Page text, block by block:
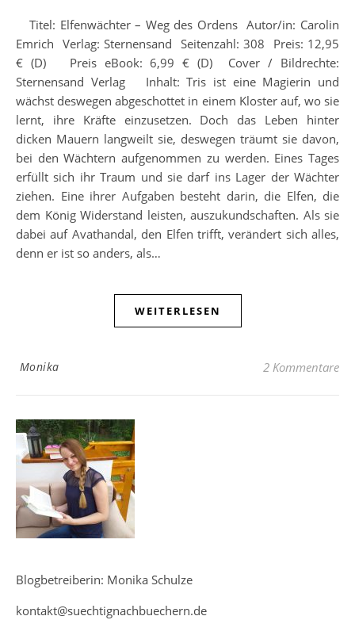
Titel: Elfenwächter – Weg des Ordens Autor/in: Carolin
Emrich Verlag: Sternensand Seitenzahl: 308 Preis: 12,95
€ (D) Preis eBook: 6,99 € (D) Cover / Bildrechte:
Sternensand Verlag Inhalt: Tris ist eine Magierin und
wächst deswegen abgeschottet in einem Kloster auf, wo sie
lernt, ihre Kräfte einzusetzen. Doch das Leben hinter
dicken Mauern langweilt sie, deswegen träumt sie davon,
bei den Wächtern aufgenommen zu werden. Eines Tages
erfüllt sich ihr Traum und sie darf ins Lager der Wächter
ziehen. Eine ihrer Aufgaben besteht darin, die Elfen, die
dem König Widerstand leisten, auszukundschaften. Als sie
dabei auf Avathandal, den Elfen trifft, verändert sich alles,
denn er ist so anders, als…
WEITERLESEN
Monika 2 Kommentare
Blogbetreiberin: Monika Schulze
kontakt@suechtignachbuechern.de